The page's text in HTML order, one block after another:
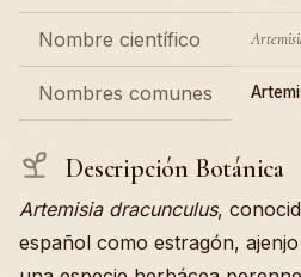
Nombre científico
Nombres comunes
Descripción Botánica
Artemisia dracunculus,
español como estragón,